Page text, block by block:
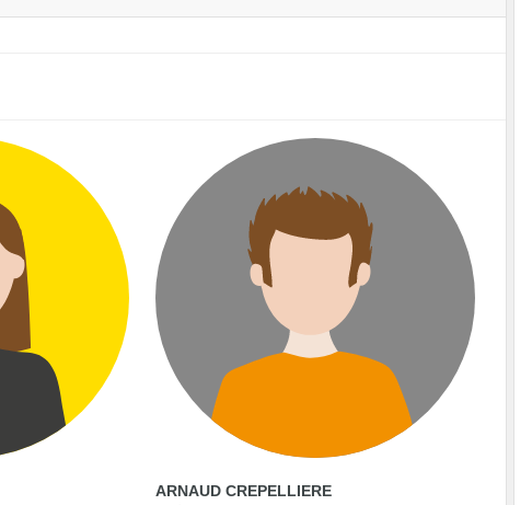
ARNAUD CREPELLIERE